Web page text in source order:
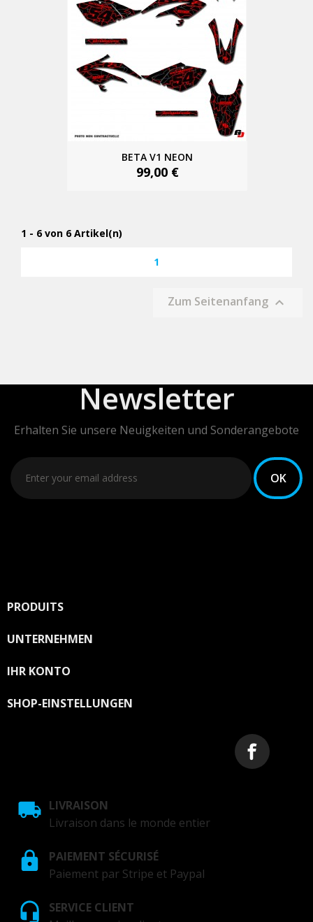
BETA V1 NEON
99,00 €
1 - 6 von 6 Artikel(n)
1
Zum Seitenanfang 
Newsletter
Erhalten Sie unsere Neuigkeiten und Sonderangebote
PRODUITS
UNTERNEHMEN
IHR KONTO
SHOP-EINSTELLUNGEN
LIVRAISON
Livraison dans le monde entier
PAIEMENT SÉCURISÉ
Paiement par Stripe et Paypal
SERVICE CLIENT